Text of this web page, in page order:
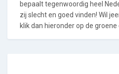
bepaalt tegenwoordig heel
zij slecht en goed vinden! Wil
klik dan hieronder op de groene